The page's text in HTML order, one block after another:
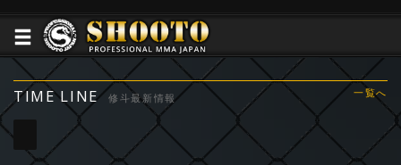
TIME LINE 修斗最新情報 一覧へ